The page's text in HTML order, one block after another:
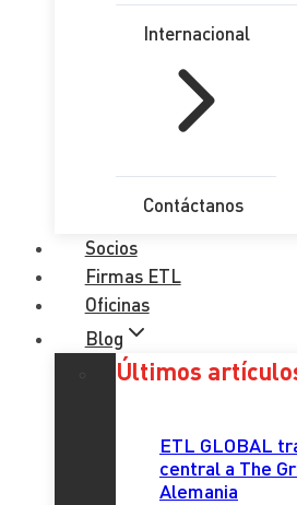
Internacional
Contáctanos
Socios
Firmas ETL
Oficinas
Blog
Últimos
ETL GLOBAL
central a The
Alemania